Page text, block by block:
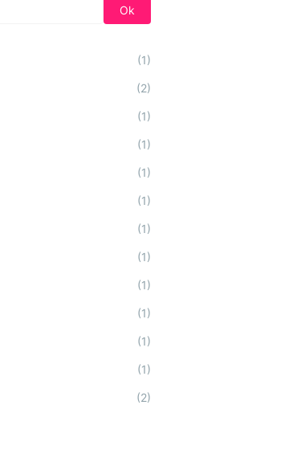
(1)
(2)
(1)
(1)
(1)
(1)
(1)
(1)
(1)
(1)
(1)
(1)
(2)